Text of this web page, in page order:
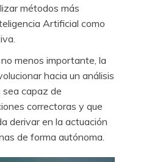
métodos más
Artificial como
menos importante, la
hacia un análisis
capaz de
correctoras y que
derivar en la actuación
de forma autónoma.